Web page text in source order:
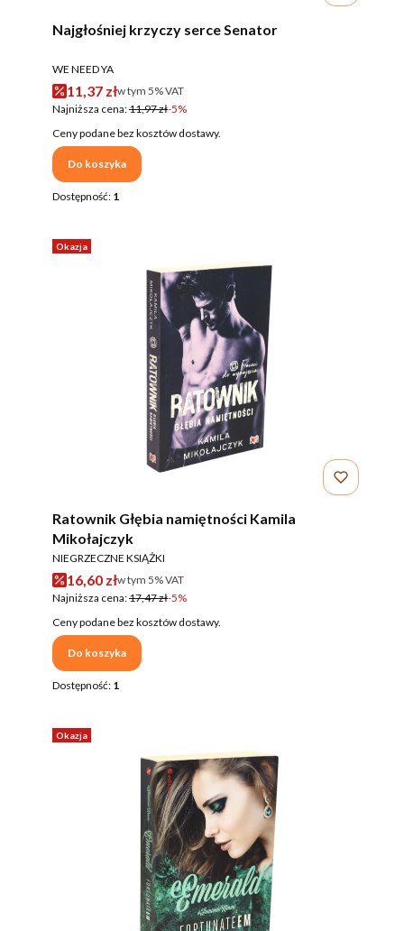
Najgłośniej krzyczy serce Senator
PRODUCENT
WE NEED YA
Cena promocyjna brutto
11,37 złw tym %s VAT
w tym 5%VAT
Najniższa cena:11,97 zł-5%
Ceny podane bez kosztów dostawy.
Do koszyka
Dostępność: 1
Okazja
Ratownik Głębia namiętności Kamila
Mikołajczyk
PRODUCENT
NIEGRZECZNE KSIĄŻKI
Cena promocyjna brutto
16,60 złw tym %s VAT
w tym 5%VAT
Najniższa cena:17,47 zł-5%
Ceny podane bez kosztów dostawy.
Do koszyka
Dostępność: 1
Okazja